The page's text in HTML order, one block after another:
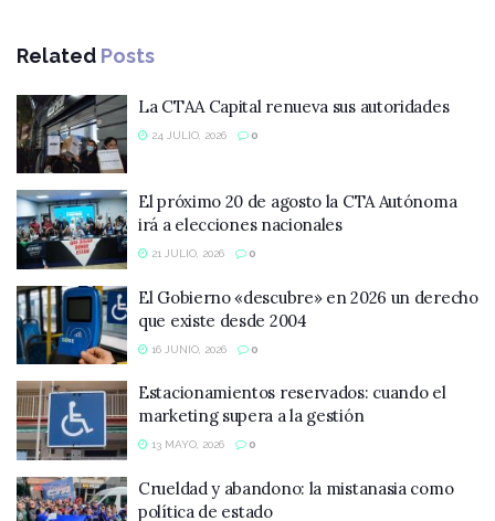
Related Posts
La CTAA Capital renueva sus autoridades
24 JULIO, 2026 0
El próximo 20 de agosto la CTA Autónoma
irá a elecciones nacionales
21 JULIO, 2026 0
El Gobierno «descubre» en 2026 un derecho
que existe desde 2004
16 JUNIO, 2026 0
Estacionamientos reservados: cuando el
marketing supera a la gestión
13 MAYO, 2026 0
Crueldad y abandono: la mistanasia como
política de estado